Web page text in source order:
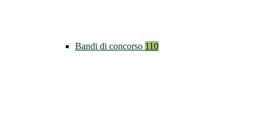
Bandi di concorso 110